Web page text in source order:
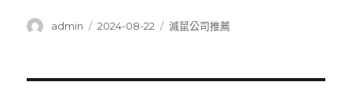
作
admin
發
2024-08-22
分
滅鼠公司推薦